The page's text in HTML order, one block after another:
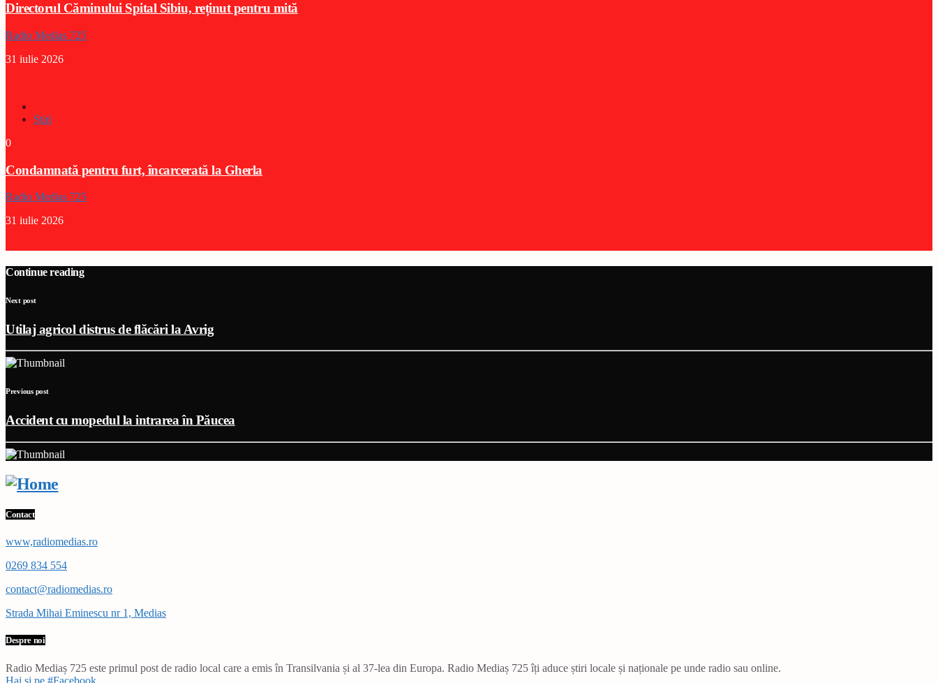
Directorul Căminului Spital Sibiu, reținut pentru mită
Radio Medias 725
31 iulie 2026
Stiri
0
Condamnată pentru furt, încarcerată la Gherla
Radio Medias 725
31 iulie 2026
Continue reading
Next post
Utilaj agricol distrus de flăcări la Avrig
Previous post
Accident cu mopedul la intrarea în Păucea
Contact
www,radiomedias.ro
0269 834 554
contact@radiomedias.ro
Strada Mihai Eminescu nr 1, Medias
Despre noi
Radio Mediaș 725 este primul post de radio local care a emis în Transilvania și al 37-lea din Europa. Radio Mediaș 725 îți aduce știri locale și naționale pe unde radio sau online.
Hai și pe #Facebook